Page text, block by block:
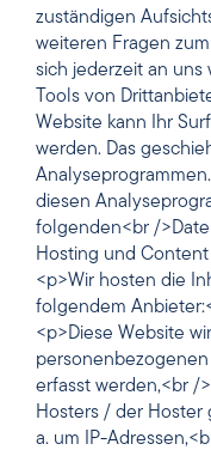
zuständigen
weiteren Fragen
sich jederzeit an uns
Tools von
Website kann Ihr
werden. Das
diesen
folgenden<br /
Hosting und
<p>Wir hosten die
folgendem
<p>Diese Website
erfasst werden,<br /
Hosters / der Hoster
a. um IP-